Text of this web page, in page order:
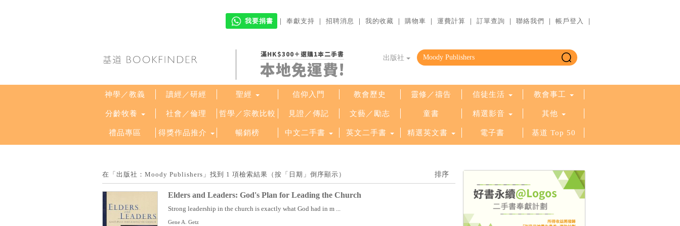
我要捐書 ｜ 奉獻支持 ｜ 招聘消息 ｜ 我的收藏 ｜ 購物車 ｜ 運費計算 ｜ 訂單查詢 ｜ 聯絡我們 ｜ 帳戶登入 ｜
滿HK$300＋選購1本二手書
本地免運費!
出版社
神學／教義 讀經／研經 聖經 信仰入門 教會歷史 靈修／禱告 信徒生活 教會事工
分齡牧養 社會／倫理 哲學／宗教比較 見證／傳記 文藝／勵志 童書 精選影音 其他
禮品專區 得獎作品推介 暢銷榜 中文二手書 英文二手書 精選英文書 電子書 基道 Top 50
在「出版社：Moody Publishers」找到 1 項檢索結果（按「日期」倒序顯示）
Elders and Leaders: God's Plan for Leading the Church
Strong leadership in the church is exactly what God had in m ...
Gene A. Getz